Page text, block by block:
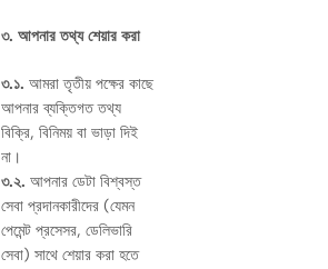
৩. আপনার তথ্য শেয়ার করা
৩.১. আমরা তৃতীয় পক্ষের কাছে
আপনার ব্যক্তিগত তথ্য
বিক্রি, বিনিময় বা ভাড়া দিই
না।
৩.২. আপনার ডেটা বিশ্বস্ত
সেবা প্রদানকারীদের (যেমন
পেমেন্ট প্রসেসর, ডেলিভারি
সেবা) সাথে শেয়ার করা হতে